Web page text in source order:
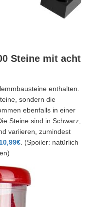
Steine mit acht
enthalten.
sondern die
ebenfalls in einer
Steine sind in Schwarz,
variieren, zumindest
. (Spoiler: natürlich